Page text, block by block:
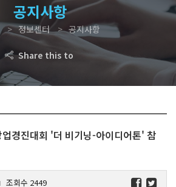
공지사항
정보센터 공지사항
Share this to
경진대회 '더 비기닝-아이디어톤' 참
l 조회수 2449